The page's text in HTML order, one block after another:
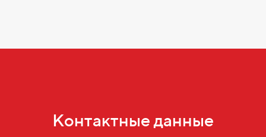
Контактные данные